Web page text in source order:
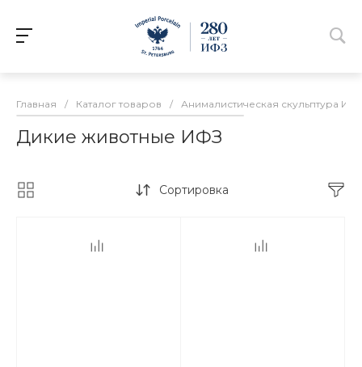
Главная / Каталог товаров / Анималистическая скульптура ИФЗ
Дикие животные ИФЗ
Сортировка